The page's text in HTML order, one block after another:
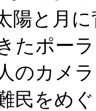
陽と月
たポー
のカメ
民をめ